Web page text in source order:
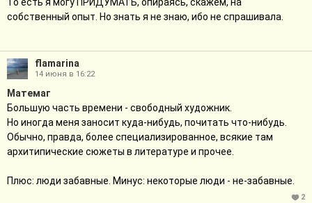
собственный опыт. Но знать я не знаю, ибо не спрашивала.
flamarina
14 июня в 16:22
Матемаг
Большую часть времени - свободный художник.
Но иногда меня заносит куда-нибудь, почитать что-нибудь.
Обычно, правда, более специализированное, всякие там
архитипические сюжеты в литературе и прочее.
Плюс: люди забавные. Минус: некоторые люди - не-забавные.
2